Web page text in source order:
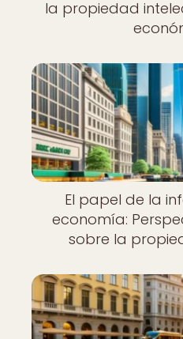
la propiedad
El papel de la
economía:
sobre la